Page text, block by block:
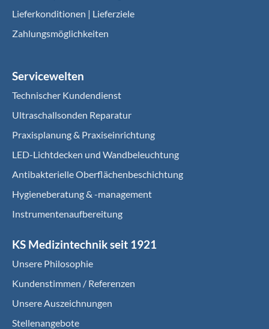
Lieferkonditionen | Lieferziele
Zahlungsmöglichkeiten
Servicewelten
Technischer Kundendienst
Ultraschallsonden Reparatur
Praxisplanung & Praxiseinrichtung
LED-Lichtdecken und Wandbeleuchtung
Antibakterielle Oberflächenbeschichtung
Hygieneberatung & -management
Instrumentenaufbereitung
KS Medizintechnik seit 1921
Unsere Philosophie
Kundenstimmen / Referenzen
Unsere Auszeichnungen
Stellenangebote